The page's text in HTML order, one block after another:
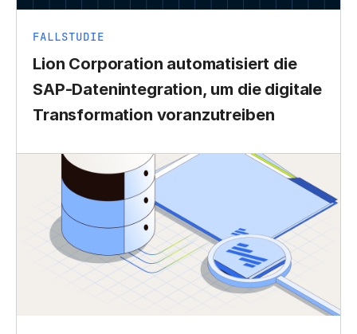
FALLSTUDIE
Lion Corporation automatisiert die
SAP-Datenintegration, um die digitale
Transformation voranzutreiben